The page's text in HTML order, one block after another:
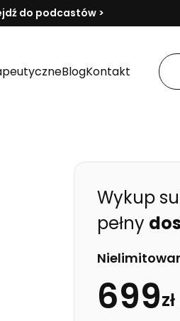
do podcastów >
BlogKontakt
Wykup
pełny
699